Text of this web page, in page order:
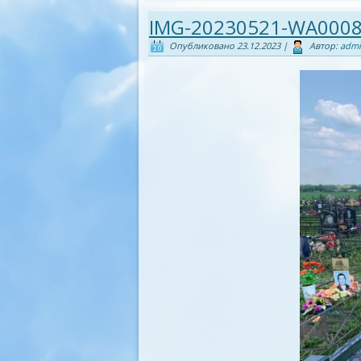
IMG-20230521-
Опубликовано 23.12.2023| Автор: